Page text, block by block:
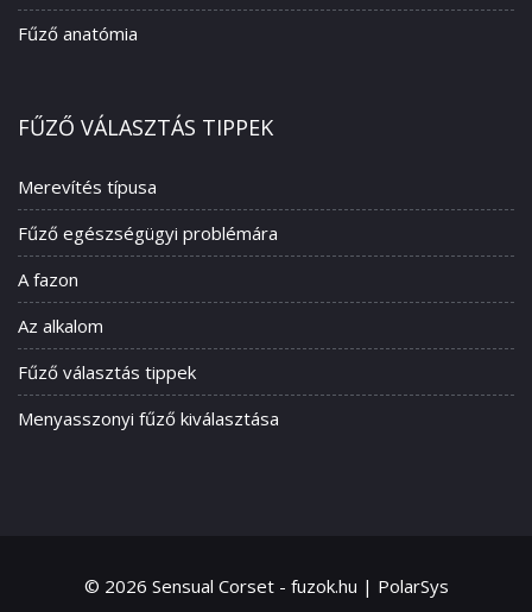
Fűző anatómia
FŰZŐ VÁLASZTÁS TIPPEK
Merevítés típusa
Fűző egészségügyi problémára
A fazon
Az alkalom
Fűző választás tippek
Menyasszonyi fűző kiválasztása
© 2026 Sensual Corset - fuzok.hu | PolarSys